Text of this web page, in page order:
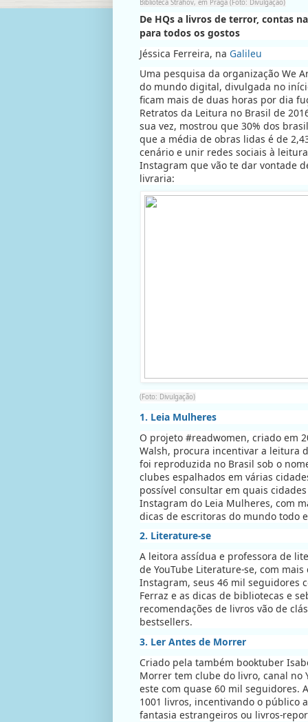
Biblioteca Strahov, em Praga (Foto: Divulgação)
De HQs a livros de terror, contas
para todos os gostos
Jéssica Ferreira, naGalileu
Uma pesquisa da organização We
do mundo digital, divulgada no
ficam mais de duas horas por dia
Retratos da Leitura no Brasil de
sua vez, mostrou que 30% dos
que a média de obras lidas é de
cenário e unir redes sociais à
Instagram que vão te dar vontade
livraria:
(Foto: Divulgação)
1. Leia Mulheres
O projeto #readwomen, criado em
Walsh, procura incentivar a leitura
foi reproduzida no Brasil sob o
clubes espalhados em várias
possível consultar em quais
Instagram do Leia Mulheres, com
dicas de escritoras do mundo todo
2. Literature-se
A leitora assídua e professora de
de YouTube Literature-se, com
Instagram, seus 46 mil seguidores
Ferraz e as dicas de bibliotecas e
recomendações de livros vão de
bestsellers.
3. Ler Antes de Morrer
Criado pela também booktuber
Morrer tem clube do livro, canal no
este com quase 60 mil seguidores.
1001 livros, incentivando o público
fantasia estrangeiros ou livros-